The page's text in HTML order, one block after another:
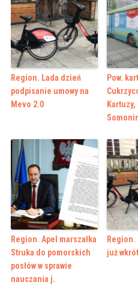
Region. Lada dzień
podpisanie umowy na
Mevo 2.0
Pow.
Region. Apel marszałka
Struka do pomorskich
posłów w sprawie
nauczania j.
Region.
już